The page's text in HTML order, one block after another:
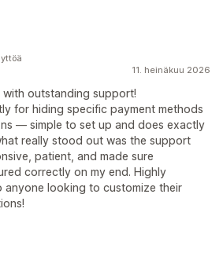
11. heinäkuu 2026
with outstanding support!
for hiding specific payment methods
— simple to set up and does exactly
really stood out was the support
patient, and made sure
correctly on my end. Highly
anyone looking to customize their